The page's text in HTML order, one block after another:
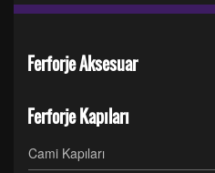
Ferforje Aksesuar
Ferforje Kapıları
Cami Kapıları